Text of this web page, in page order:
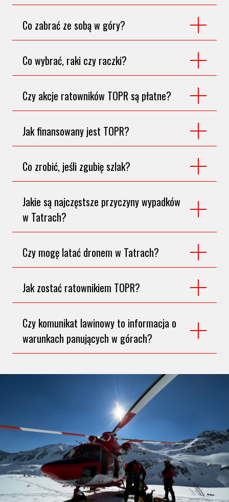
Co zabrać ze sobą w góry?
Co wybrać, raki czy raczki?
Czy akcje ratowników TOPR są płatne?
Jak finansowany jest TOPR?
Co zrobić, jeśli zgubię szlak?
Jakie są najczęstsze przyczyny wypadków
w Tatrach?
Czy mogę latać dronem w Tatrach?
Jak zostać ratownikiem TOPR?
Czy komunikat lawinowy to informacja o
warunkach panujących w górach?